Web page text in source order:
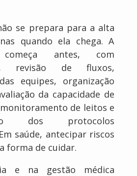
se prepara para a alta
quando ela chega. A
começa antes, com
revisão de fluxos,
equipes, organização
da capacidade de
de leitos e
dos protocolos
saúde, antecipar riscos
forma de cuidar.
e na gestão médica